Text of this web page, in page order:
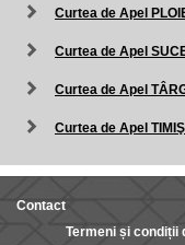
Curtea de Apel
Curtea de Apel
Curtea de Apel
Curtea de Apel
Contact
Termeni și condiții